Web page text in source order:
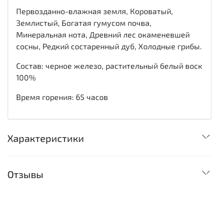
Первозданно-влажная земля, Короватый,
Землистый, Богатая гумусом почва,
Минеральная нота, Древний лес окаменевшей
сосны, Редкий состаренный дуб, Холодные грибы.
Состав: черное железо, растительный белый воск
100%
Время горения: 65 часов
Характеристики
Отзывы